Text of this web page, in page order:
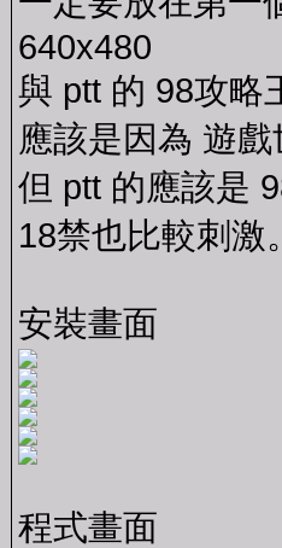
640x480
與 ptt 的 98攻略
應該是因為 遊
但 ptt 的應該是
18禁也比較刺激
安裝畫面
程式畫面